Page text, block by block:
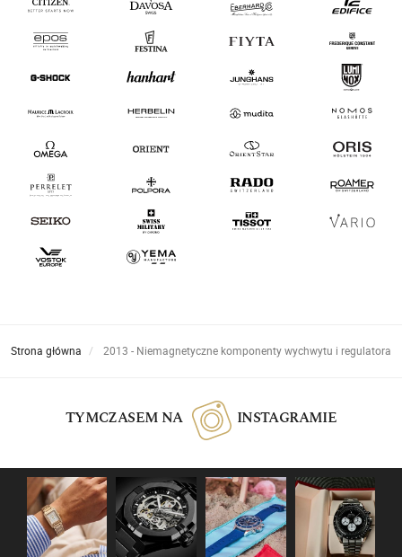
Strona główna 2013 - Niemagnetyczne komponenty wychwytu i regulatora
TYMCZASEM NA INSTAGRAMIE